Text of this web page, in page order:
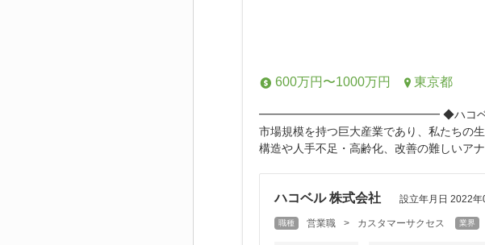
600万円〜1000万円 東京都
━━━━━━━━━━━━━━━━ ◆ハコベルが
市場規模を持つ巨大産業であり、私たちの
構造や人手不足・高齢化、改善の難しいア
ハコベル 株式会社 設立年月日 2022年
職種 営業職 > カスタマーサクセス 業界